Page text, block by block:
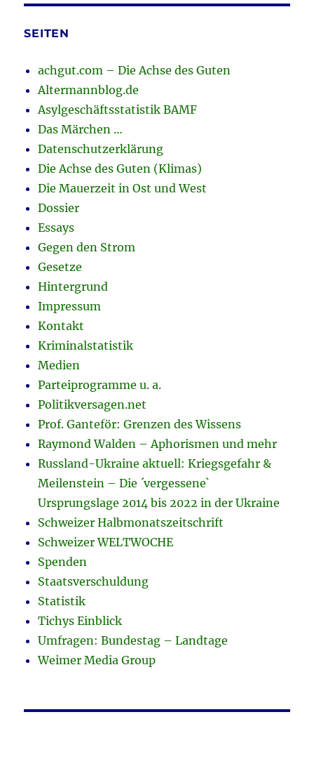
SEITEN
achgut.com – Die Achse des Guten
Altermannblog.de
Asylgeschäftsstatistik BAMF
Das Märchen …
Datenschutzerklärung
Die Achse des Guten (Klimas)
Die Mauerzeit in Ost und West
Dossier
Essays
Gegen den Strom
Gesetze
Hintergrund
Impressum
Kontakt
Kriminalstatistik
Medien
Parteiprogramme u. a.
Politikversagen.net
Prof. Ganteför: Grenzen des Wissens
Raymond Walden – Aphorismen und mehr
Russland-Ukraine aktuell: Kriegsgefahr &
Meilenstein – Die ´vergessene`
Ursprungslage 2014 bis 2022 in der Ukraine
Schweizer Halbmonatszeitschrift
Schweizer WELTWOCHE
Spenden
Staatsverschuldung
Statistik
Tichys Einblick
Umfragen: Bundestag – Landtage
Weimer Media Group